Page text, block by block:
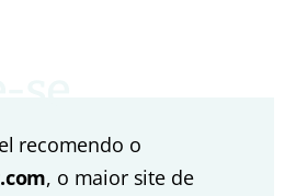
recomendo o
, o maior site de